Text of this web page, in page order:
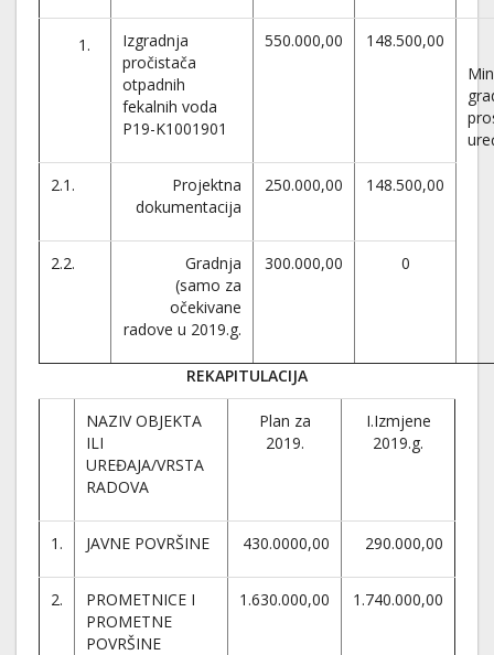
Izgradnja
pročistača
otpadnih
fekalnih voda
P19-K1001901
550.000,00
148.500,00
2.1.
Projektna
dokumentacija
250.000,00 148.500,00
2.2.
Gradnja
(samo za
očekivane
radove u 2019.g.
300.000,00 0
REKAPITULACIJA
NAZIV OBJEKTA
ILI
UREĐAJA/VRSTA
RADOVA
Plan za
2019.
I.Izmjene
2019.g.
1. JAVNE POVRŠINE 430.0000,00 290.000,00
2.
PROMETNICE I
PROMETNE
POVRŠINE
1.630.000,00 1.740.000,00